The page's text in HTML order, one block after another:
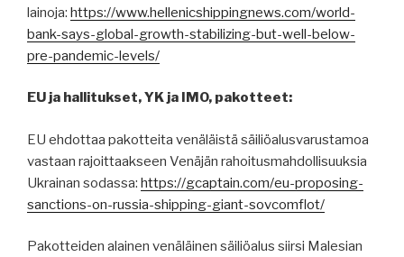
lainoja: https://www.hellenicshippingnews.com/world-
bank-says-global-growth-stabilizing-but-well-below-
pre-pandemic-levels/
EU ja hallitukset, YK ja IMO, pakotteet:
EU ehdottaa pakotteita venäläistä säiliöalusvarustamoa
vastaan rajoittaakseen Venäjän rahoitusmahdollisuuksia
Ukrainan sodassa: https://gcaptain.com/eu-proposing-
sanctions-on-russia-shipping-giant-sovcomflot/
Pakotteiden alainen venäläinen säiliöalus siirsi Malesian